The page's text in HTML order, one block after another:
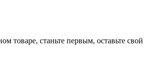
товаре, станьте первым, оставьте свой